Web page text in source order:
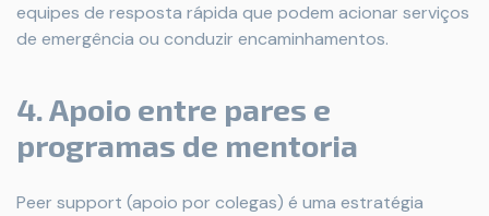
equipes de resposta rápida que podem acionar serviços
de emergência ou conduzir encaminhamentos.
4. Apoio entre pares e
programas de mentoria
Peer support (apoio por colegas) é uma estratégia